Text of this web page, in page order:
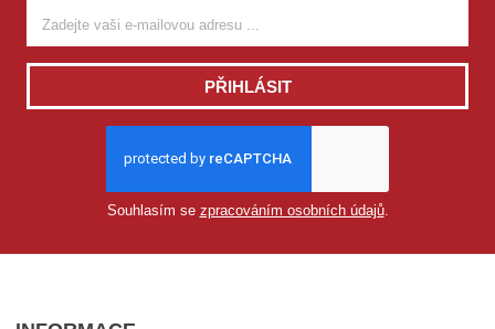
PŘIHLÁSIT
Souhlasím se zpracováním osobních údajů.